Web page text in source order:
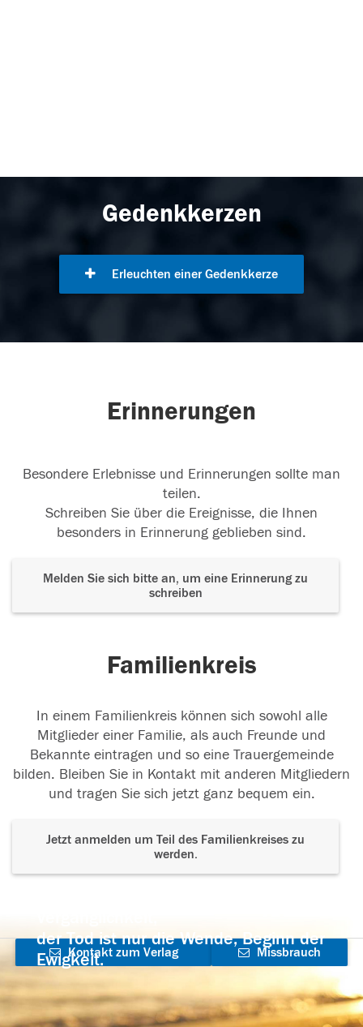
Gedenkkerzen
Erleuchten einer Gedenkkerze
Erinnerungen
Besondere Erlebnisse und Erinnerungen sollte man
teilen.
Schreiben Sie über die Ereignisse, die Ihnen
besonders in Erinnerung geblieben sind.
Melden Sie sich bitte an, um eine Erinnerung zu
schreiben
Familienkreis
In einem Familienkreis können sich sowohl alle
Mitglieder einer Familie, als auch Freunde und
Bekannte eintragen und so eine Trauergemeinde
bilden. Bleiben Sie in Kontakt mit anderen Mitgliedern
und tragen Sie sich jetzt ganz bequem ein.
Jetzt anmelden um Teil des Familienkreises zu
werden.
der Tod ist nur die Wende, Beginn der
Ewigkeit.
Kontakt zum Verlag
aufnehmen
Missbrauch